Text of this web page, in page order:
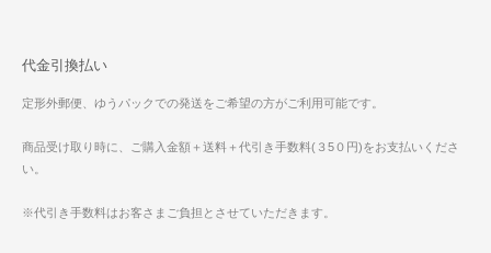
代金引換払い
定形外郵便、ゆうパックでの発送をご希望の方がご利用可能です。
商品受け取り時に、ご購入金額＋送料＋代引き手数料(３5０円)をお支払いくださ
い。
※代引き手数料はお客さまご負担とさせていただきます。